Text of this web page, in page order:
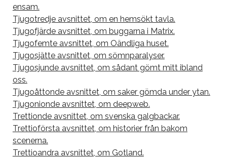
ensam.
Tjugotredje avsnittet, om en hemsökt tavla.
Tjugofjärde avsnittet, om buggarna i Matrix.
Tjugofemte avsnittet, om Oändliga huset.
Tjugosjätte avsnittet, om sömnparalyser.
Tjugosjunde avsnittet, om sådant gömt mitt ibland
oss.
Tjugoåttonde avsnittet, om saker gömda under ytan.
Tjugonionde avsnittet, om deepweb.
Trettionde avsnittet, om svenska galgbackar.
Trettioförsta avsnittet, om historier från bakom
scenerna.
Trettioandra avsnittet, om Gotland.